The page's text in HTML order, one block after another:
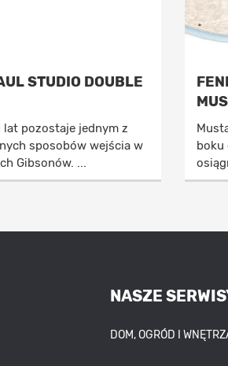
STUDIO DOUBLE
lat pozostaje jednym z
sposobów wejścia w
Gibsonów. ...
boku
NASZE
DOM, OGRÓD I